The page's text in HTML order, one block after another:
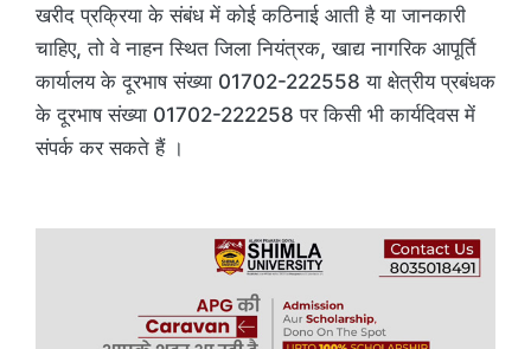
खरीद प्रक्रिया के संबंध में कोई कठिनाई आती है या जानकारी
चाहिए, तो वे नाहन स्थित जिला नियंत्रक, खाद्य नागरिक आपूर्ति
कार्यालय के दूरभाष संख्या 01702-222558 या क्षेत्रीय प्रबंधक
के दूरभाष संख्या 01702-222258 पर किसी भी कार्यदिवस में
संपर्क कर सकते हैं ।